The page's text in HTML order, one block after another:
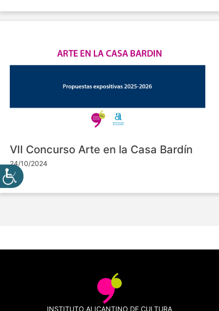
VII Concurso Arte en la Casa Bardín
24/10/2024
INSTITUTO ALICANTINO DE CULTURA